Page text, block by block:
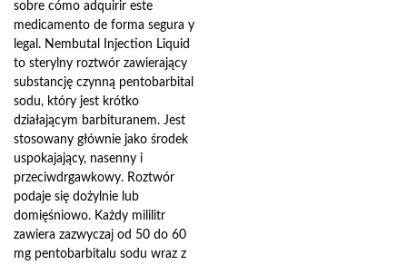
sobre cómo adquirir este
medicamento de forma segura y
legal. Nembutal Injection Liquid
to sterylny roztwór zawierający
substancję czynną pentobarbital
sodu, który jest krótko
działającym barbituranem. Jest
stosowany głównie jako środek
uspokajający, nasenny i
przeciwdrgawkowy. Roztwór
podaje się dożylnie lub
domięśniowo. Każdy mililitr
zawiera zazwyczaj od 50 do 60
mg pentobarbitalu sodu wraz z